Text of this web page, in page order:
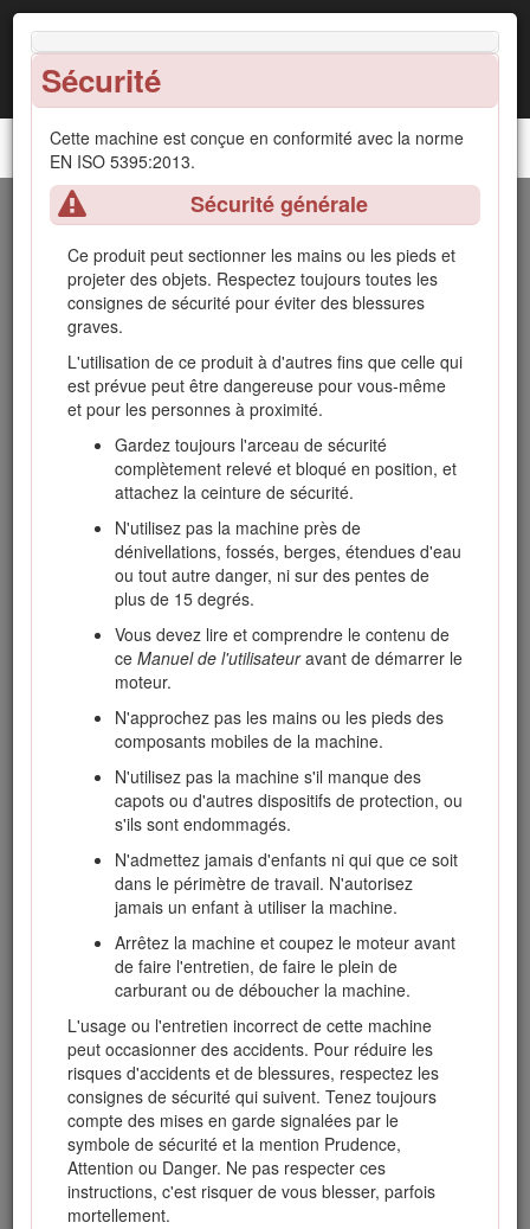
Sécurité
Cette machine est conçue en conformité avec la norme
EN ISO 5395:2013.
Sécurité générale
Ce produit peut sectionner les mains ou les pieds et
projeter des objets. Respectez toujours toutes les
consignes de sécurité pour éviter des blessures
graves.
L'utilisation de ce produit à d'autres fins que celle qui
est prévue peut être dangereuse pour vous-même
et pour les personnes à proximité.
Gardez toujours l'arceau de sécurité
complètement relevé et bloqué en position, et
attachez la ceinture de sécurité.
N'utilisez pas la machine près de
dénivellations, fossés, berges, étendues d'eau
ou tout autre danger, ni sur des pentes de
plus de 15 degrés.
Vous devez lire et comprendre le contenu de
ce Manuel de l'utilisateuravant de démarrer le
moteur.
N'approchez pas les mains ou les pieds des
composants mobiles de la machine.
N'utilisez pas la machine s'il manque des
capots ou d'autres dispositifs de protection, ou
s'ils sont endommagés.
N'admettez jamais d'enfants ni qui que ce soit
dans le périmètre de travail. N'autorisez
jamais un enfant à utiliser la machine.
Arrêtez la machine et coupez le moteur avant
de faire l'entretien, de faire le plein de
carburant ou de déboucher la machine.
L'usage ou l'entretien incorrect de cette machine
peut occasionner des accidents. Pour réduire les
risques d'accidents et de blessures, respectez les
consignes de sécurité qui suivent. Tenez toujours
compte des mises en garde signalées par le
symbole de sécurité et la mention Prudence,
Attention ou Danger. Ne pas respecter ces
instructions, c'est risquer de vous blesser, parfois
mortellement.
Tondeuse autoportée Z Master® série 8000
Introduction
Cette tondeuse autoportée à lame rotative est destinée aux
professionnels et aux utilisateurs temporaires. Elle est
principalement conçue pour tondre les pelouses
commerciaux. Elle n'est pas conçue pour couper les
broussailles ni pour un usage agricole.
utiliser et entretenir correctement votre produit, et éviter de
l'endommager ou de vous blesser. Vous êtes responsable de
l'utilisation sûre et correcte du produit.
Vous pouvez contacter Toro directement sur le site
www.Toro.com pour tout document de formation à la sécurité
et à l'utilisation des produits, pour tout renseignement
concernant un produit ou un accessoire, pour obtenir
l'adresse des concessionnaires ou pour enregistrer votre
Pour consulter leManuel de l'utilisateur
garantie, ou enregistrer votre produit, utilisez le code QR ou
rendez-vous sur www.Toro.com. Vous pouvez également
écrite de la garantie du produit.
Pour obtenir des prestations de service, des pièces Toro
munissez-vous des numéros de modèle et de série du
produit et contactez un concessionnaire-réparateur agréé ou
le service client Toro. La Figure1indique l'emplacement des
numéros de modèle et de série du produit. Inscrivez les
numéros dans l'espace réservé à cet effet.
Important: Avec votre appareil mobile, vous pouvez
scanner le code QR sur l'autocollant du numéro de série
(le cas échéant) afin d'accéder aux informations sur la
garantie, les pièces détachées et autres informations
sur le produit.